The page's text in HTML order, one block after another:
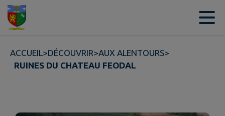
Contenu
ACCUEIL>DÉCOUVRIR>AUX ALENTOURS>
RUINES DU CHATEAU FEODAL